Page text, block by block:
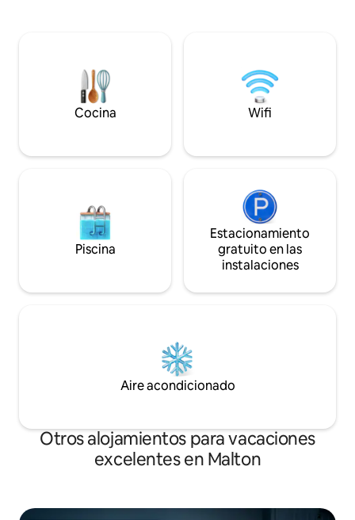
turísticos habituales. Disfruta de un
fabuloso paseo justo fuera de la puerta y
vuelve a casa para disfrutar de una
acogedora chimenea de leña, ¡perfecta
Hay un montón
dentro de 2,5 millas de nosotros
se puede ir a
comida o incluso
Cocina Wifi
Piscina
Estacionamiento
gratuito en las
instalaciones
Aire acondicionado
Otros alojamientos para vacaciones
excelentes en Malton